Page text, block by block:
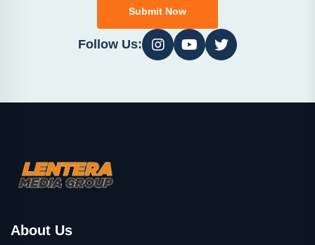
Submit Now
Follow Us:
About Us